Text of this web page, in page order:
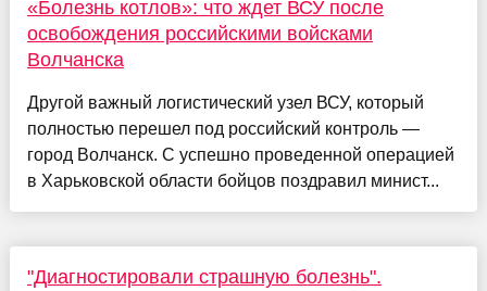
«Болезнь котлов»: что ждет ВСУ после
освобождения российскими войсками
Волчанска
Другой важный логистический узел ВСУ, который
полностью перешел под российский контроль —
город Волчанск. С успешно проведенной операцией
в Харьковской области бойцов поздравил минист...
"Диагностировали страшную болезнь".